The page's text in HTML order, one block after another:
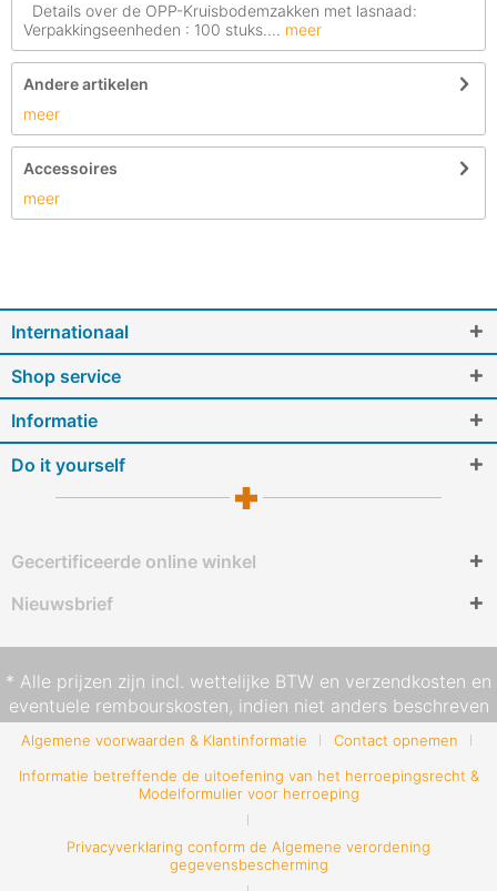
Details over de OPP-Kruisbodemzakken met lasnaad:
Verpakkingseenheden : 100 stuks.... meer
Andere artikelen
meer
Accessoires
meer
Internationaal
Shop service
Informatie
Do it yourself
Gecertificeerde online winkel
Nieuwsbrief
* Alle prijzen zijn incl. wettelijke BTW en verzendkosten en
eventuele rembourskosten, indien niet anders beschreven
Algemene voorwaarden & Klantinformatie
Contact opnemen
Informatie betreffende de uitoefening van het herroepingsrecht &
Modelformulier voor herroeping
Privacyverklaring conform de Algemene verordening
gegevensbescherming